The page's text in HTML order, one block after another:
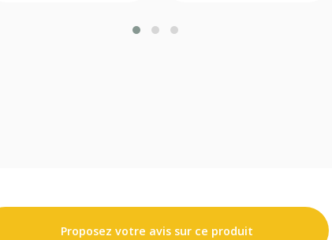
Proposez votre avis sur ce produit